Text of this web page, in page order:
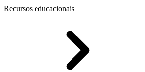
Recursos educacionais